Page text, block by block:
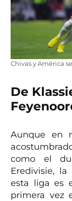
Chivas y América
De
Aunque en
como el
Eredivisie,
esta liga es
primera vez